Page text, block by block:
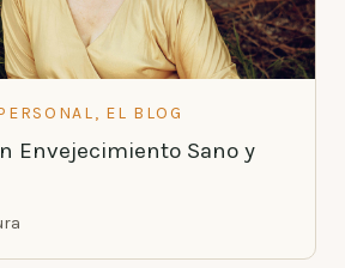
EL BLOG
Envejecimiento Sano y